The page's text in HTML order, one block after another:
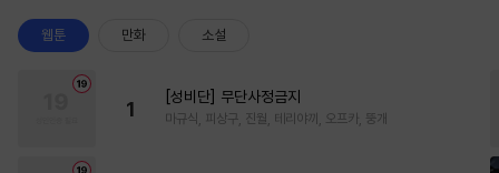
웹툰 만화 소설
1
[성비단] 무단사정금지
마규식, 피상구, 진월, 테리야끼, 오프카, 뚱개